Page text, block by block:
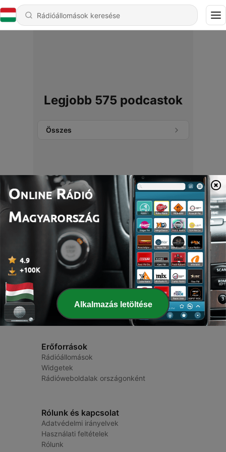
Legjobb 575 podcastok
Összes
Nem találhatók podcastok.
Online Rádió
Erőforrások
Rádióállomások
Widgetek
Rádióweboldalak országonként
Rólunk és kapcsolat
Adatvédelmi irányelvek
Használati feltételek
Rólunk
Alkalmazás letöltése